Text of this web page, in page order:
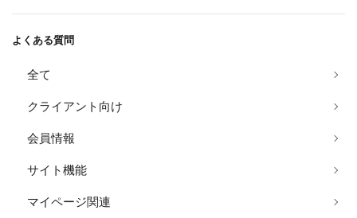
よくある質問
全て
クライアント向け
会員情報
サイト機能
マイページ関連